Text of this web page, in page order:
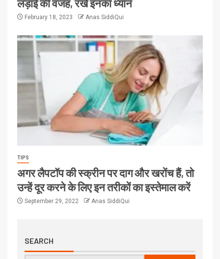
लड़ाई की वजह, रखें इनका ध्यान
February 18, 2023 Anas SiddiQui
TIPS
अगर लैपटॉप की स्क्रीन पर दाग और खरोंच हैं, तो
उन्हें दूर करने के लिए इन तरीकों का इस्तेमाल करें
September 29, 2022 Anas SiddiQui
SEARCH